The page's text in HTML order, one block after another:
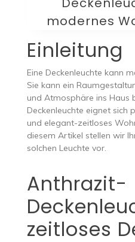
modernes
Einleitung
Eine Deckenleuchte kann
Sie kann ein
und Atmosphäre ins Haus
Deckenleuchte eignet sich
und elegant-zeitloses
diesem Artikel stellen wir
solchen Leuchte vor.
Anthrazit-
zeitloses